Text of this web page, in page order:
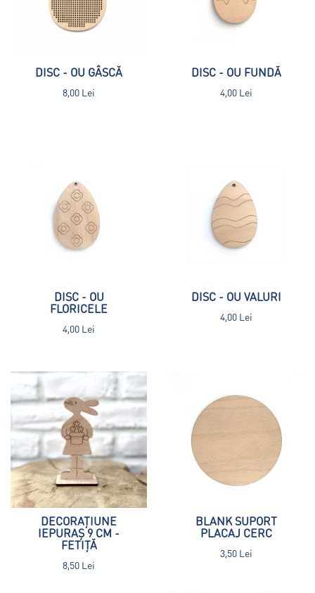
DISC - OU GÂSCĂ
8,00 Lei
DISC - OU FUNDĂ
4,00 Lei
DISC - OU
FLORICELE
4,00 Lei
DISC - OU VALURI
4,00 Lei
DECORAȚIUNE
IEPURAȘ 9 CM -
FETIȚĂ
8,50 Lei
BLANK SUPORT
PLACAJ CERC
3,50 Lei